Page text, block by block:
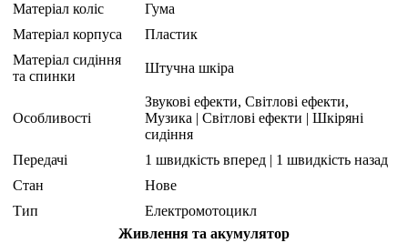
Матеріал коліс
Гума
Матеріал корпуса
Пластик
Матеріал сидіння
та спинки
Штучна шкіра
Особливості
Звукові ефекти, Світлові ефекти,
Музика | Світлові ефекти | Шкіряні
сидіння
Передачі
1 швидкість вперед | 1 швидкість назад
Стан
Нове
Тип
Електромотоцикл
Живлення та акумулятор